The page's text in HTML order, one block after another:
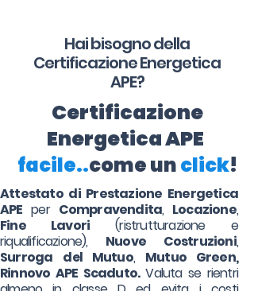
Hai bisogno della
Certificazione Energetica
APE?
Certificazione
Energetica APE
facile..come unclick!
Attestato di Prestazione Energetica
APE per Compravendita, Locazione,
Fine Lavori (ristrutturazione e
riqualificazione), Nuove Costruzioni,
Surroga
del Mutuo, Mutuo Green,
Rinnovo APE Scaduto.Valuta se rientri